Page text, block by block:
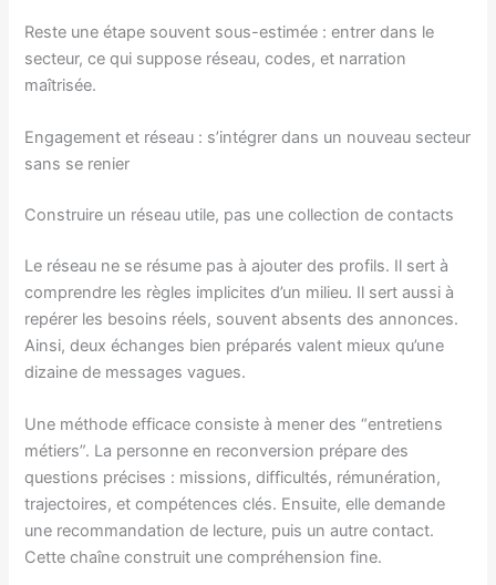
Reste une étape souvent sous-estimée : entrer dans le
secteur, ce qui suppose réseau, codes, et narration
maîtrisée.
Engagement et réseau : s’intégrer dans un nouveau secteur
sans se renier
Construire un réseau utile, pas une collection de contacts
Le réseau ne se résume pas à ajouter des profils. Il sert à
comprendre les règles implicites d’un milieu. Il sert aussi à
repérer les besoins réels, souvent absents des annonces.
Ainsi, deux échanges bien préparés valent mieux qu’une
dizaine de messages vagues.
Une méthode efficace consiste à mener des “entretiens
métiers”. La personne en reconversion prépare des
questions précises : missions, difficultés, rémunération,
trajectoires, et compétences clés. Ensuite, elle demande
une recommandation de lecture, puis un autre contact.
Cette chaîne construit une compréhension fine.